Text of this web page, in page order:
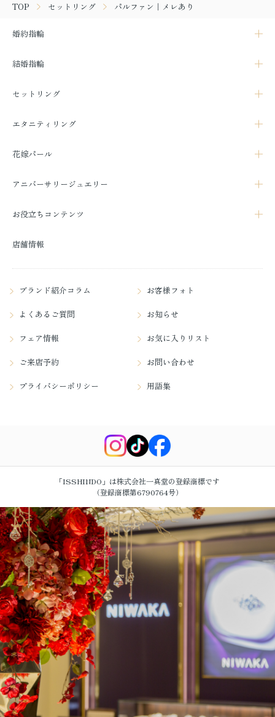
TOP セットリング パルファン｜メレあり
婚約指輪
結婚指輪
セットリング
エタニティリング
花嫁パール
アニバーサリージュエリー
お役立ちコンテンツ
店舗情報
ブランド紹介コラム お客様フォト
よくあるご質問 お知らせ
フェア情報 お気に入りリスト
ご来店予約 お問い合わせ
プライバシーポリシー 用語集
「ISSHINDO」は株式会社一真堂の登録商標です
（登録商標第6790764号）